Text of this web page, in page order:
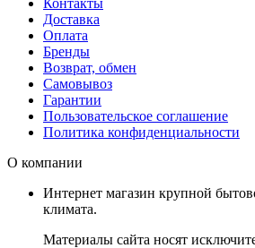
Доставка
Оплата
Бренды
Возврат, обмен
Самовывоз
Гарантии
Пользовательское соглашение
Политика конфиденциальности
О компании
Интернет магазин крупной
климата.
Материалы сайта носят